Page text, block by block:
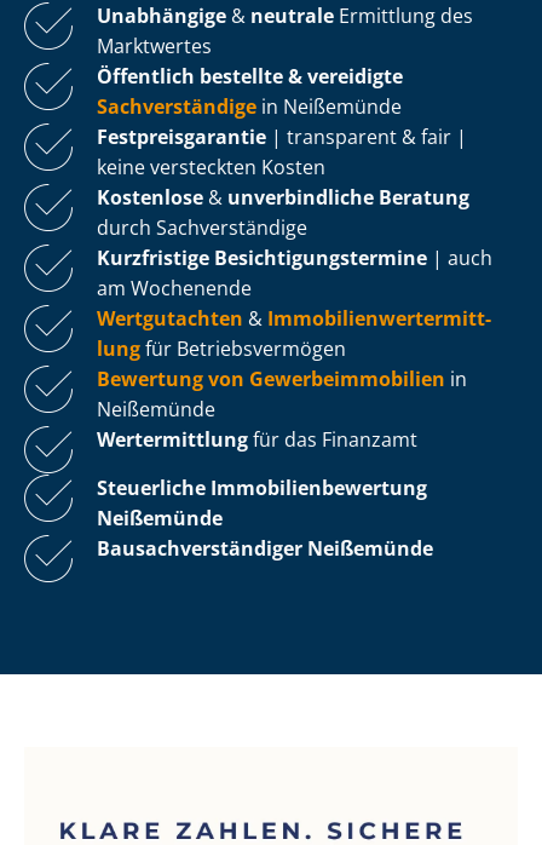
Unabhängige & neutrale Ermittlung des
Marktwertes
Öffentlich bestellte & vereidigte
Sachverständige in Neißemünde
Fest­preis­ga­ran­tie | transparent & fair |
keine versteckten Kosten
Kostenlose & unverbindliche Beratung
durch Sachverständige
Kurzfristige Be­sich­ti­gungs­ter­mi­ne | auch
am Wochenende
Wertgutachten & Im­mo­bi­li­en­wert­ermitt­
lungfür Be­triebs­ver­mö­gen
Bewertung von Ge­wer­be­im­mo­bi­li­en in
Neißemünde
Wertermittlungfür das Finanzamt
Steuerliche Im­mo­bi­li­en­be­wer­tung
Neißemünde
Bau­sach­ver­stän­di­ger Neißemünde